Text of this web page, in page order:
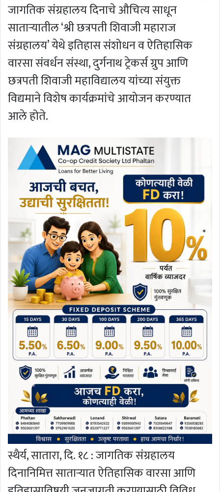
जागतिक संग्रहालय दिनाचे औचित्य साधून
साताऱ्यातील ‘श्री छत्रपती शिवाजी महाराज
संग्रहालय’ येथे इतिहास संशोधन व ऐतिहासिक
वारसा संवर्धन संस्था, दुर्गनाथ ट्रेकर्स ग्रुप आणि
छत्रपती शिवाजी महाविद्यालय यांच्या संयुक्त
विद्यमाने विशेष कार्यक्रमांचे आयोजन करण्यात
आले होते.
स्थैर्य, सातारा, दि. १८ : जागतिक संग्रहालय
दिनानिमित्त साताऱ्यात ऐतिहासिक वारसा आणि